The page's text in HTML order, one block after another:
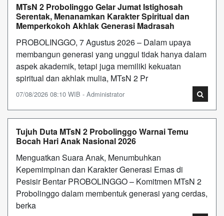
MTsN 2 Probolinggo Gelar Jumat Istighosah
Serentak, Menanamkan Karakter Spiritual dan
Memperkokoh Akhlak Generasi Madrasah
PROBOLINGGO, 7 Agustus 2026 – Dalam upaya
membangun generasi yang unggul tidak hanya dalam
aspek akademik, tetapi juga memiliki kekuatan
spiritual dan akhlak mulia, MTsN 2 Pr
07/08/2026 08:10 WIB - Administrator
Tujuh Duta MTsN 2 Probolinggo Warnai Temu
Bocah Hari Anak Nasional 2026
Menguatkan Suara Anak, Menumbuhkan
Kepemimpinan dan Karakter Generasi Emas di
Pesisir Bentar PROBOLINGGO – Komitmen MTsN 2
Probolinggo dalam membentuk generasi yang cerdas,
berka